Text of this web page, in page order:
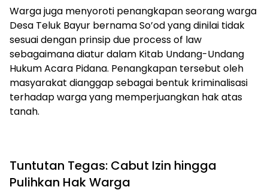
Warga juga menyoroti penangkapan seorang warga
Desa Teluk Bayur bernama So’od yang dinilai tidak
sesuai dengan prinsip due process of law
sebagaimana diatur dalam Kitab Undang-Undang
Hukum Acara Pidana. Penangkapan tersebut oleh
masyarakat dianggap sebagai bentuk kriminalisasi
terhadap warga yang memperjuangkan hak atas
tanah.
Tuntutan Tegas: Cabut Izin hingga
Pulihkan Hak Warga